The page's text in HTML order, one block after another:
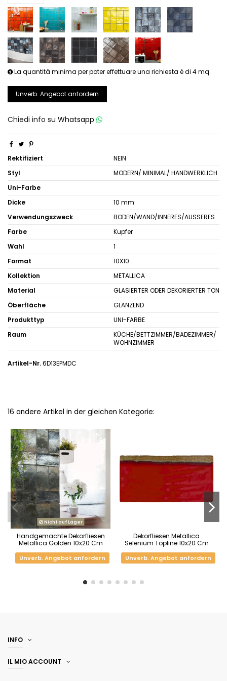
La quantità minima per poter effettuare una richiesta è di 4 mq.
Unverb. Angebot anfordern
Chiedi info su Whatsapp
Rektifiziert
NEIN
Styl
MODERN/ MINIMAL/ HANDWERKLICH
Uni-Farbe
Dicke
10 mm
Verwendungszweck
BODEN/WAND/INNERES/AUSSERES
Farbe
Kupfer
Wahl
1
Format
10X10
Kollektion
METALLICA
Material
GLASIERTER ODER DEKORIERTER TON
Öberfläche
GLÄNZEND
Produkttyp
UNI-FARBE
Raum
KÜCHE/BETTZIMMER/BADEZIMMER/
WOHNZIMMER
Artikel-Nr.6D13EPMDC
16 andere Artikel in der gleichen Kategorie:
Nicht auf Lager
Handgemachte Dekorfliesen
Metallica Golden 10x20 Cm
Unverb. Angebot anfordern
Dekorfliesen Metallica
Selenium Topline 10x20 Cm
Unverb. Angebot anfordern
INFO
IL MIO ACCOUNT